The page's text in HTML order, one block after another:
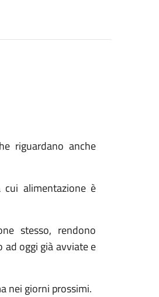
riguardano anche
alimentazione è
stesso, rendono
oggi già avviate e
nei giorni prossimi.